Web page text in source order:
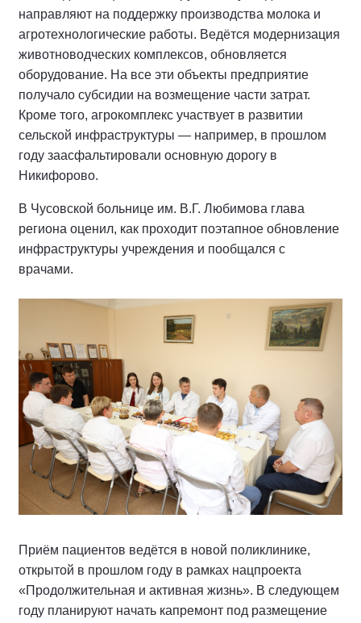
направляют на поддержку производства молока и
агротехнологические работы. Ведётся модернизация
животноводческих комплексов, обновляется
оборудование. На все эти объекты предприятие
получало субсидии на возмещение части затрат.
Кроме того, агрокомплекс участвует в развитии
сельской инфраструктуры — например, в прошлом
году заасфальтировали основную дорогу в
Никифорово.
В Чусовской больнице им. В.Г. Любимова глава
региона оценил, как проходит поэтапное обновление
инфраструктуры учреждения и пообщался с
врачами.
Приём пациентов ведётся в новой поликлинике,
открытой в прошлом году в рамках нацпроекта
«Продолжительная и активная жизнь». В следующем
году планируют начать капремонт под размещение